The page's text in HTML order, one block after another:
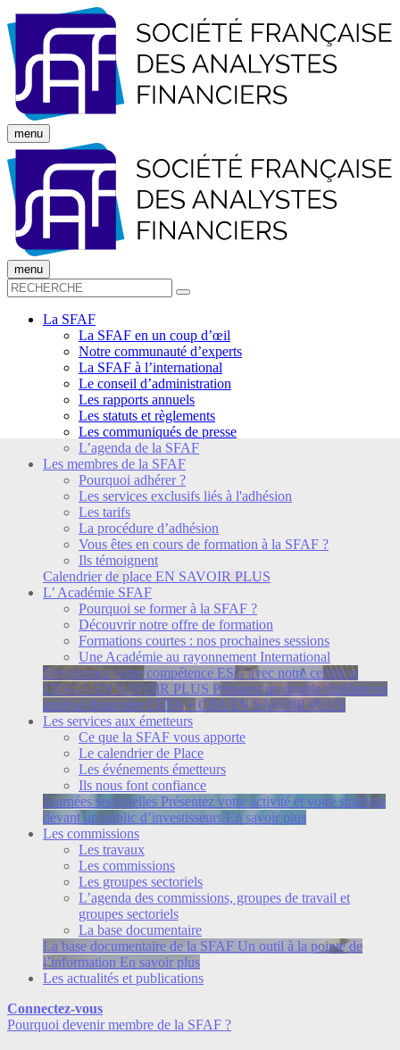
menu
menu
La SFAF
La SFAF en un coup d’œil
Notre communauté d’experts
La SFAF à l’international
Le conseil d’administration
Les rapports annuels
Les statuts et règlements
Les communiqués de presse
L’agenda de la SFAF
Les membres de la SFAF
Pourquoi adhérer ?
Les services exclusifs liés à l'adhésion
Les tarifs
La procédure d’adhésion
Vous êtes en cours de formation à la SFAF ?
Ils témoignent
Calendrier de place EN SAVOIR PLUS
L’ Académie SFAF
Pourquoi se former à la SFAF ?
Découvrir notre offre de formation
Formations courtes : nos prochaines sessions
Une Académie au rayonnement International
Développez votre compétence ESG avec notre certificat
CESGA EN SAVOIR PLUS Préparez un double diplôme en
analyse financière CEFA + CIIA EN SAVOIR PLUS
Les services aux émetteurs
Ce que la SFAF vous apporte
Le calendrier de Place
Les événements émetteurs
Ils nous font confiance
Journées sectorielles Présentez votre activité et votre stratégie
devant un public d’investisseurs En savoir plus
Les commissions
Les travaux
Les commissions
Les groupes sectoriels
L’agenda des commissions, groupes de travail et
groupes sectoriels
La base documentaire
La base documentaire de la SFAF Un outil à la pointe de
l’information En savoir plus
Les actualités et publications
Connectez-vous
Pourquoi devenir membre de la SFAF ?